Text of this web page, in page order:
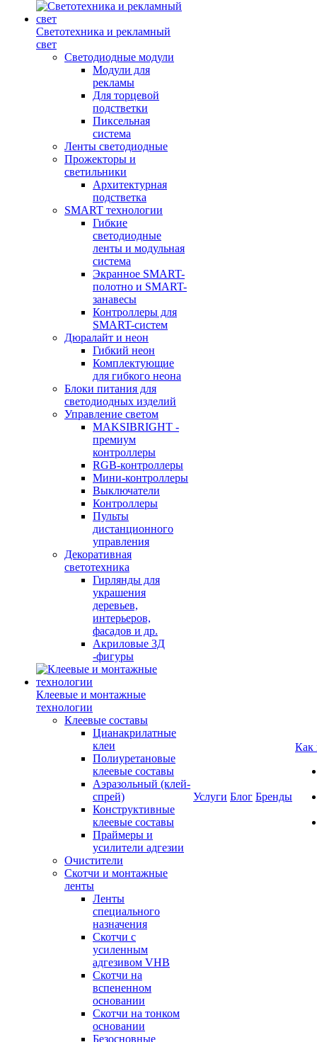
Светотехника и рекламный
свет
Светодиодные модули
Модули для
рекламы
Для торцевой
подстветки
Пиксельная
система
Ленты светодиодные
Прожекторы и
светильники
Архитектурная
подстветка
SMART технологии
Гибкие
светодиодные
ленты и модульная
система
Экранное SMART-
полотно и SMART-
занавесы
Контроллеры для
SMART-систем
Дюралайт и неон
Гибкий неон
Комплектующие
для гибкого неона
Блоки питания для
светодиодных изделий
Управление светом
MAKSIBRIGHT -
премиум
контроллеры
RGB-контроллеры
Мини-контроллеры
Выключатели
Контроллеры
Пульты
дистанционного
управления
Декоративная
светотехника
Гирлянды для
украшения
деревьев,
интерьеров,
фасадов и др.
Акриловые 3Д
-фигуры
Клеевые и монтажные
технологии
Клеевые составы
Цианакрилатные
клеи
Полиуретановые
клеевые составы
Аэразольный (клей-
спрей)
Конструктивные
клеевые составы
Праймеры и
усилители адгезии
Очистители
Скотчи и монтажные
ленты
Ленты
специального
назначения
Скотчи с
усиленным
адгезивом VHB
Скотчи на
вспененном
основании
Скотчи на тонком
основании
Безосновные
Услуги Блог Бренды
Как